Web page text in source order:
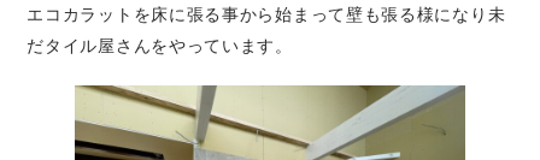
エコカラットを床に張る事から始まって壁も張る様になり未
だタイル屋さんをやっています。